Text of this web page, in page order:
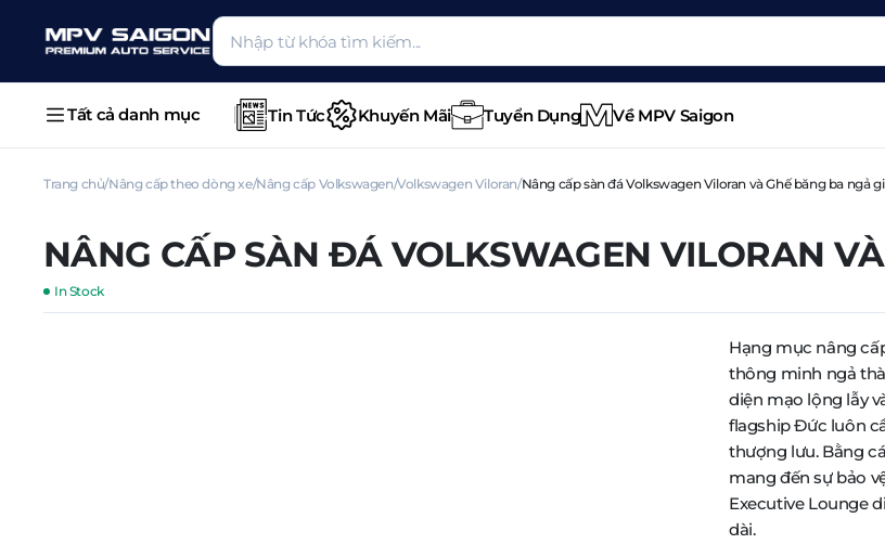
Tất cả danh mục Tin Tức Khuyến Mãi Tuyển Dụng Về MPV Saigon
Trang chủ Nâng cấp theo dòng xe Nâng cấp Volkswagen Volkswagen Viloran Nâng cấp sàn đá Volkswagen Viloran và Ghế băng ba ngả
NÂNG CẤP SÀN ĐÁ VOLKSWAGEN VILORAN
In Stock
Hạng mục nâng
thông minh ngả
diện mạo lộng lẫy
flagship Đức luôn
thượng lưu. Bằng
mang đến sự bảo
Executive Lounge
dài.